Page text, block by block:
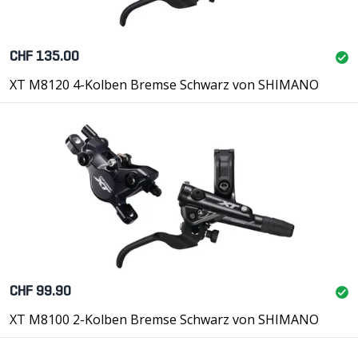
CHF 135.00
XT M8120 4-Kolben Bremse Schwarz von SHIMANO
CHF 99.90
XT M8100 2-Kolben Bremse Schwarz von SHIMANO